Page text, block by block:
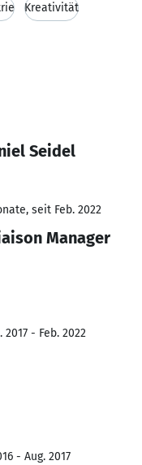
Kreativität
Seidel
seit Feb. 2022
Manager
- Feb. 2022
- Aug. 2017